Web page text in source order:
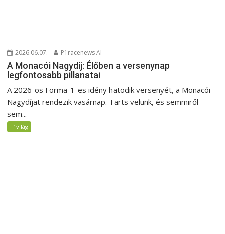
2026.06.07. P1racenews AI
A Monacói Nagydíj: Élőben a versenynap
legfontosabb pillanatai
A 2026-os Forma-1-es idény hatodik versenyét, a Monacói
Nagydíjat rendezik vasárnap. Tarts velünk, és semmiről
sem...
F1világ